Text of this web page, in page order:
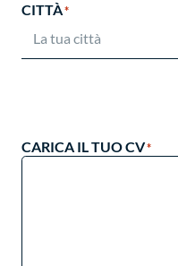
CITTÀ*
CARICA IL TUO CV*